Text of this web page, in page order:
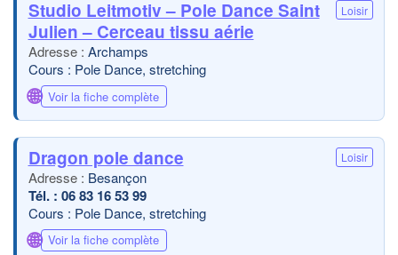
Studio Leitmotiv – Pole Dance Saint
Julien – Cerceau tissu aérie
Loisir
Archamps
Cours : Pole Dance, stretching
🌐 Voir la fiche complète
Dragon pole dance Loisir
Besançon
06 83 16 53 99
Cours : Pole Dance, stretching
🌐 Voir la fiche complète